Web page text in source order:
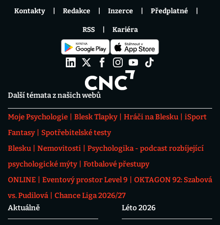
Další témata z našich webů
Moje Psychologie Blesk Tlapky Hráči na Blesku
iSport
Fantasy
Spotřebitelské testy
Blesku
Nemovitosti
Psychologika - podcast rozbíjející
psychologické mýty
Fotbalové přestupy
ONLINE
Eventový prostor Level 9
OKTAGON 92: Szabová
vs. Pudilová
Chance Liga 2026/27
Aktuálně
Léto 2026
Kontakty Redakce Inzerce Předplatné
RSS Kariéra